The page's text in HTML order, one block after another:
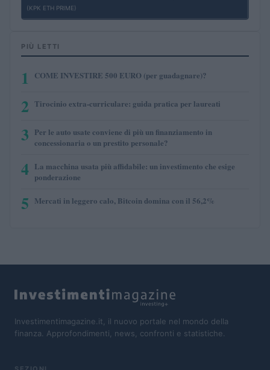
(KPK ETH PRIME)
PIÙ LETTI
1 COME INVESTIRE 500 EURO (per guadagnare)?
2 Tirocinio extra-curriculare: guida pratica per laureati
3 Per le auto usate conviene di più un finanziamento in
concessionaria o un prestito personale?
4 La macchina usata più affidabile: un investimento che esige
ponderazione
5 Mercati in leggero calo, Bitcoin domina con il 56,2%
Investimentimagazine.it, il nuovo portale nel mondo della
finanza. Approfondimenti, news, confronti e statistiche.